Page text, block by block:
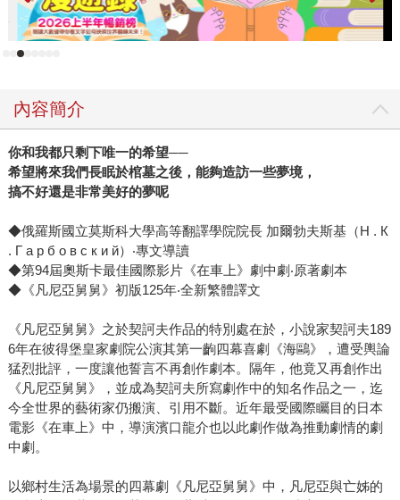
內容簡介
你和我都只剩下唯一的希望──
希望將來我們長眠於棺墓之後，能夠造訪一些夢境，
搞不好還是非常美好的夢呢
◆俄羅斯國立莫斯科大學高等翻譯學院院長 加爾勃夫斯基（Н . К
. Г а р б о в с к и й）‧專文導讀
◆第94屆奧斯卡最佳國際影片《在車上》劇中劇‧原著劇本
◆《凡尼亞舅舅》初版125年‧全新繁體譯文
《凡尼亞舅舅》之於契訶夫作品的特別處在於，小說家契訶夫189
6年在彼得堡皇家劇院公演其第一齣四幕喜劇《海鷗》，遭受輿論
猛烈批評，一度讓他誓言不再創作劇本。隔年，他竟又再創作出
《凡尼亞舅舅》，並成為契訶夫所寫劇作中的知名作品之一，迄
今全世界的藝術家仍搬演、引用不斷。近年最受國際矚目的日本
電影《在車上》中，導演濱口龍介也以此劇作做為推動劇情的劇
中劇。
以鄉村生活為場景的四幕劇《凡尼亞舅舅》中，凡尼亞與亡姊的